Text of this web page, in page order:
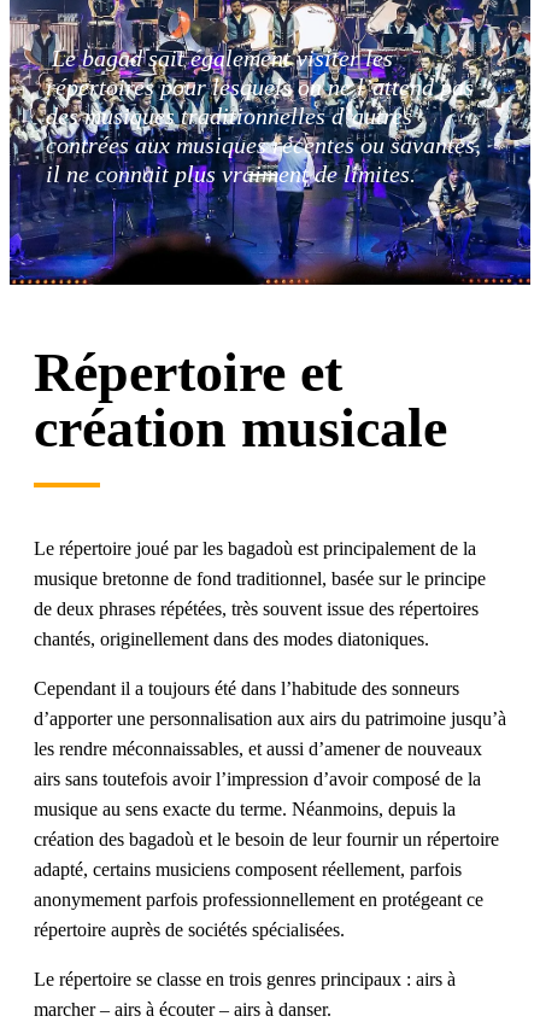
Le bagad sait également visiter les
répertoires pour lesquels on ne l’attend pas :
des musiques traditionnelles d’autres
contrées aux musiques récentes ou savantes,
il ne connait plus vraiment de limites.
Répertoire et
création musicale
Le répertoire joué par les bagadoù est principalement de la
musique bretonne de fond traditionnel, basée sur le principe
de deux phrases répétées, très souvent issue des répertoires
chantés, originellement dans des modes diatoniques.
Cependant il a toujours été dans l’habitude des sonneurs
d’apporter une personnalisation aux airs du patrimoine jusqu’à
les rendre méconnaissables, et aussi d’amener de nouveaux
airs sans toutefois avoir l’impression d’avoir composé de la
musique au sens exacte du terme. Néanmoins, depuis la
création des bagadoù et le besoin de leur fournir un répertoire
adapté, certains musiciens composent réellement, parfois
anonymement parfois professionnellement en protégeant ce
répertoire auprès de sociétés spécialisées.
Le répertoire se classe en trois genres principaux : airs à
marcher – airs à écouter – airs à danser.